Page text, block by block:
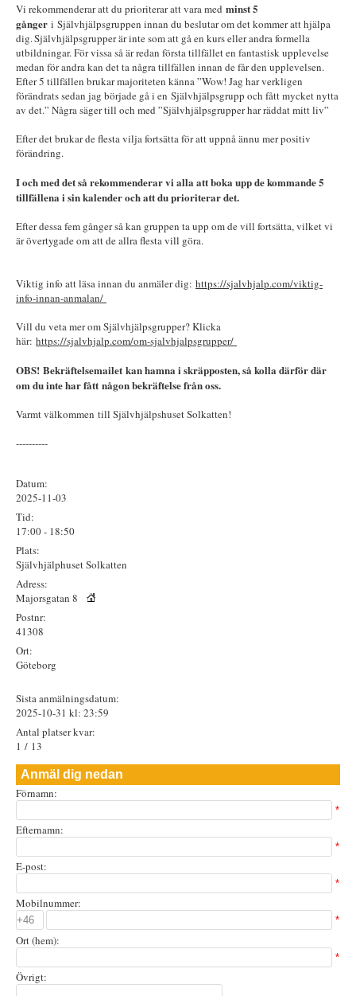
Vi rekommenderar att du prioriterar att vara med minst 5
gånger i Självhjälpsgruppen innan du beslutar om det kommer att hjälpa
dig. Självhjälpsgrupper är inte som att gå en kurs eller andra formella
utbildningar. För vissa så är redan första tillfället en fantastisk upplevelse
medan för andra kan det ta några tillfällen innan de får den upplevelsen.
Efter 5 tillfällen brukar majoriteten känna ”Wow! Jag har verkligen
förändrats sedan jag började gå i en Självhjälpsgrupp och fått mycket nytta
av det.” Några säger till och med ”Självhjälpsgrupper har räddat mitt liv”
Efter det brukar de flesta vilja fortsätta för att uppnå ännu mer positiv
förändring.
I och med det så rekommenderar vi alla att boka upp de kommande 5
tillfällena i sin kalender och att du prioriterar det.
Efter dessa fem gånger så kan gruppen ta upp om de vill fortsätta, vilket vi
är övertygade om att de allra flesta vill göra.
Viktig info att läsa innan du anmäler dig: https://sjalvhjalp.com/viktig-
info-innan-anmalan/
Vill du veta mer om Självhjälpsgrupper? Klicka
här: https://sjalvhjalp.com/om-sjalvhjalpsgrupper/
OBS! Bekräftelsemailet kan hamna i skräpposten, så kolla därför där
om du inte har fått någon bekräftelse från oss.
Varmt välkommen till Självhjälpshuset Solkatten!
----------
Datum:
2025-11-03
Tid:
17:00 - 18:50
Plats:
Självhjälphuset Solkatten
Adress:
Majorsgatan 8
Postnr:
41308
Ort:
Göteborg
Sista anmälningsdatum:
2025-10-31 kl: 23:59
Antal platser kvar:
1 / 13
Anmäl dig nedan
Förnamn:
*
Efternamn:
*
E-post:
*
Mobilnummer:
*
Ort (hem):
*
Övrigt: